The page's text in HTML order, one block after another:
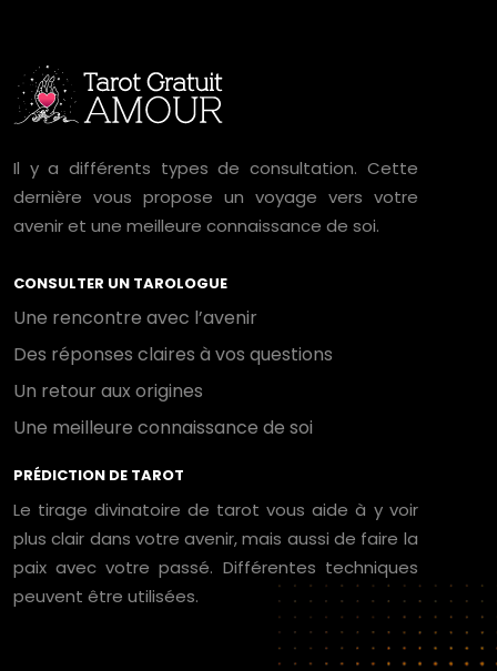
Il y a différents types de consultation. Cette
dernière vous propose un voyage vers votre
avenir et une meilleure connaissance de soi.
CONSULTER UN TAROLOGUE
Une rencontre avec l’avenir
Des réponses claires à vos questions
Un retour aux origines
Une meilleure connaissance de soi
PRÉDICTION DE TAROT
Le tirage divinatoire de tarot vous aide à y voir
plus clair dans votre avenir, mais aussi de faire la
paix avec votre passé. Différentes techniques
peuvent être utilisées.